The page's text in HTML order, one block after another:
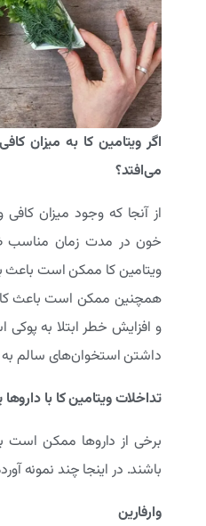
اگر ویتامین کا به میزان
می‌افتد؟
از آنجا که وجود میزان
خون در مدت زمان مناسب
ویتامین کا ممکن است باعث
همچنین ممکن است باعث
و افزایش خطر ابتلا به پوکی
داشتن استخوان‌های سالم به
تداخلات ویتامین کا با
برخی از داروها ممکن است
باشند. در اینجا چند نمونه
وارفارین